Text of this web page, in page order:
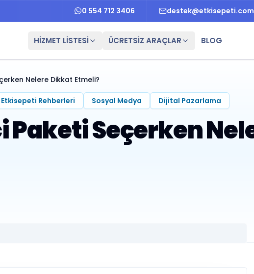
0 554 712 3406 destek@etkisepeti.com
HİZMET LİSTESİ ÜCRETSİZ ARAÇLAR BLOG
Nelere Dikkat Etmeli?
Etkisepeti Rehberleri Sosyal Medya Dijital Pazarlama